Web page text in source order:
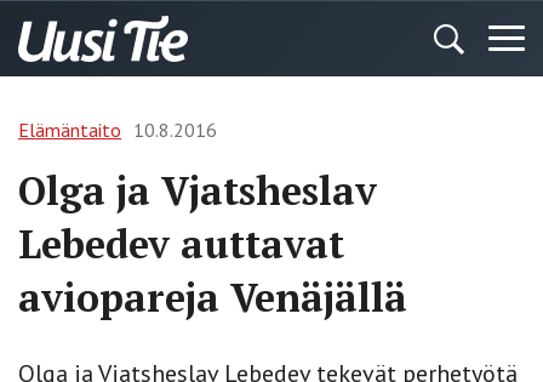
Elämäntaito 10.8.2016
Olga ja Vjatsheslav
Lebedev auttavat
aviopareja Venäjällä
Olga ja Vjatsheslav Lebedev tekevät perhetyötä